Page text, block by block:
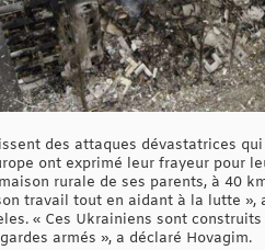
des attaques dévastatrices
ont exprimé leur frayeur pour
rurale de ses parents, à 40
travail tout en aidant à la lutte »,
« Ces Ukrainiens sont
armés », a déclaré Hovagim.